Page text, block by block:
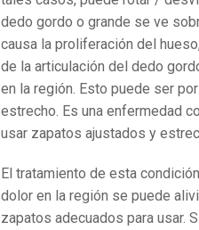
dedo gordo o grande se ve
causa la proliferación del
de la articulación del dedo
en la región. Esto puede ser
estrecho. Es una enfermedad
usar zapatos ajustados y
El tratamiento de esta
dolor en la región se puede
zapatos adecuados para usar.